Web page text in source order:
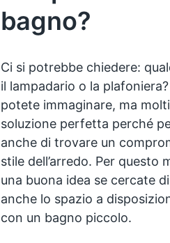
bagno?
Ci si potrebbe chiedere:
il lampadario o la
potete immaginare, ma
soluzione perfetta perché
anche di trovare un
stile dell’arredo. Per questo
una buona idea se cercate
anche lo spazio a
con un bagno piccolo.